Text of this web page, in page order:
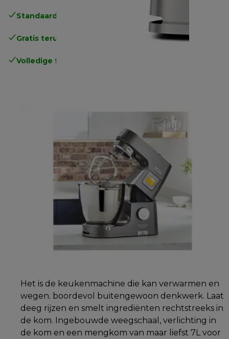
Standaard gratis verzending vanaf € 49
Gratis terugsturen
Volledige fabrieksgarantie
Het is de keukenmachine die kan verwarmen en
wegen. boordevol buitengewoon denkwerk. Laat
deeg rijzen en smelt ingrediënten rechtstreeks in
de kom. Ingebouwde weegschaal, verlichting in
de kom en een mengkom van maar liefst 7L voor